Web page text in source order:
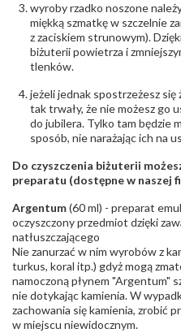
wyroby rzadko noszone
miękką szmatkę w szczelnie
z zaciskiem strunowym).
biżuterii powietrza i
tlenków.
jeżeli jednak spostrzeżesz
tak trwały, że nie możesz go
do jubilera. Tylko tam będzie
sposób, nie narażając ich na
Do czyszczenia biżuterii
preparatu (dostępne w naszej
Argentum(60 ml) - preparat
oczyszczony przedmiot dzięki
natłuszczającego
Nie zanurzać w nim wyrobów z
turkus, koral itp.) gdyż mogą
namoczoną płynem "Argentum"
nie dotykając kamienia. W
zachowania się kamienia, zrobić
w miejscu niewidocznym.